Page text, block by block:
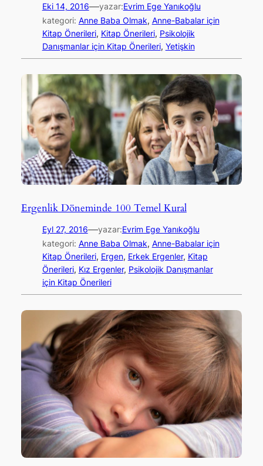
Eki 14, 2016—yazar:Evrim Ege Yanıkoğlu
kategori: Anne Baba Olmak, Anne-Babalar için
Kitap Önerileri, Kitap Önerileri, Psikolojik
Danışmanlar için Kitap Önerileri, Yetişkin
Ergenlik Döneminde 100 Temel Kural
Eyl 27, 2016—yazar:Evrim Ege Yanıkoğlu
kategori: Anne Baba Olmak, Anne-Babalar için
Kitap Önerileri, Ergen, Erkek Ergenler, Kitap
Önerileri, Kız Ergenler, Psikolojik Danışmanlar
için Kitap Önerileri